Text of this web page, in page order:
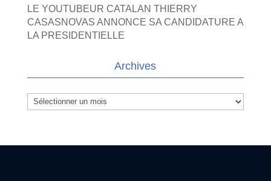
LE YOUTUBEUR CATALAN THIERRY
CASASNOVAS ANNONCE SA CANDIDATURE A
LA PRESIDENTIELLE
Archives
Archives